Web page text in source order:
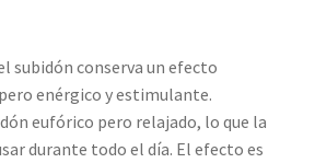
subidón conserva un efecto
enérgico y estimulante.
eufórico pero relajado, lo que la
durante todo el día. El efecto es